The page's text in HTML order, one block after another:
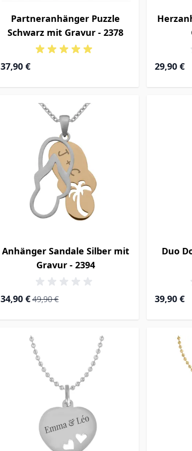
Partneranhänger Puzzle
Schwarz mit Gravur - 2378
37,90 € 29,90 €
Anhänger Sandale Silber mit
Gravur - 2394
Special Price
34,90 € Regular Price
49,90 €
Duo
39,90 €